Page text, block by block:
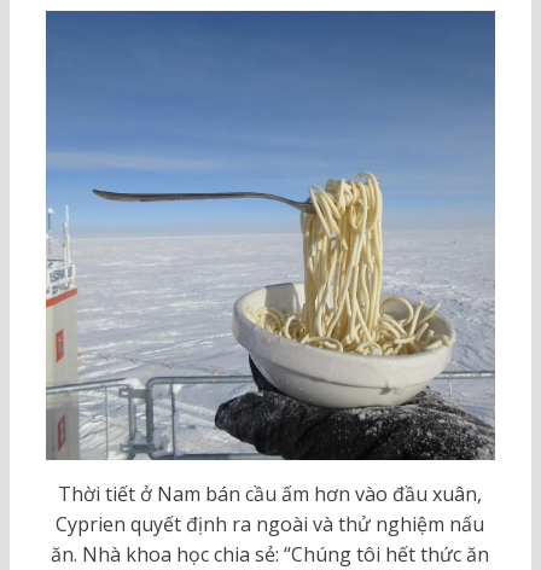
Thời tiết ở Nam bán cầu ấm hơn vào đầu xuân,
Cyprien quyết định ra ngoài và thử nghiệm nấu
ăn. Nhà khoa học chia sẻ: “Chúng tôi hết thức ăn